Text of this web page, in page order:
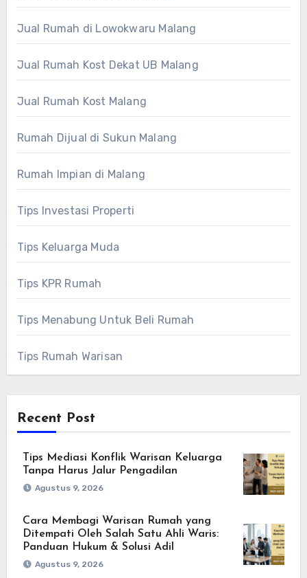
Jual Rumah di Lowokwaru Malang
Jual Rumah Kost Dekat UB Malang
Jual Rumah Kost Malang
Rumah Dijual di Sukun Malang
Rumah Impian di Malang
Tips Investasi Properti
Tips Keluarga Muda
Tips KPR Rumah
Tips Menabung Untuk Beli Rumah
Tips Rumah Warisan
Recent Post
Tips Mediasi Konflik Warisan Keluarga
Tanpa Harus Jalur Pengadilan
Agustus 9, 2026
Cara Membagi Warisan Rumah yang
Ditempati Oleh Salah Satu Ahli Waris:
Panduan Hukum & Solusi Adil
Agustus 9, 2026